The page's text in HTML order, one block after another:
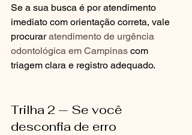
Se a sua busca é por atendimento
imediato com orientação correta, vale
procurar atendimento de urgência
odontológica em Campinas com
triagem clara e registro adequado.
Trilha 2 — Se você
desconfia de erro